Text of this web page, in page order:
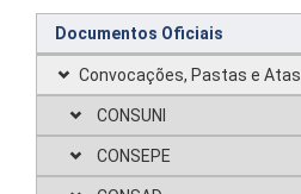
Documentos Oficiais
Convocações, Pastas e Atas
CONSUNI
CONSEPE